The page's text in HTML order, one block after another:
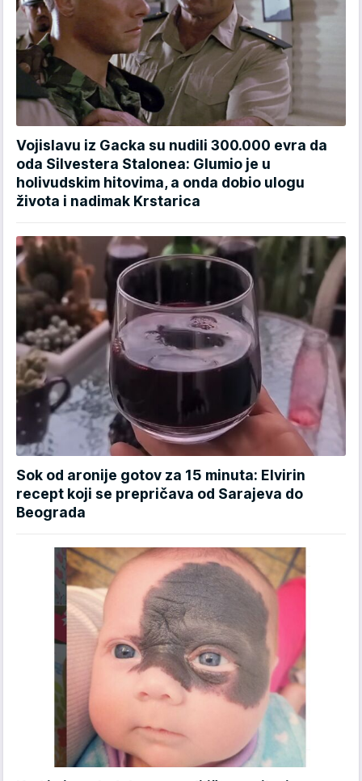
Vojislavu iz Gacka su nudili 300.000 evra da
oda Silvestera Stalonea: Glumio je u
holivudskim hitovima, a onda dobio ulogu
života i nadimak Krstarica
Sok od aronije gotov za 15 minuta: Elvirin
recept koji se prepričava od Sarajeva do
Beograda